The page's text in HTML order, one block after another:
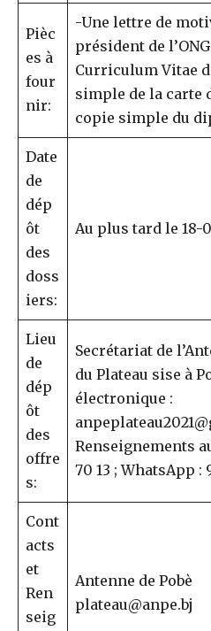
Pièc
es à
four
nir:
-Une lettre de
président de
Curriculum Vitae
simple de la carte
copie simple du
Date
de
dép
ôt
des
doss
iers:
Au plus tard le 18-
Lieu
de
dép
ôt
des
offre
s:
Secrétariat de
du Plateau sise à
électronique :
Renseignements
70 13 ; WhatsApp :
Cont
acts
et
Ren
seig
Antenne de Pobè
plateau@anpe.bj